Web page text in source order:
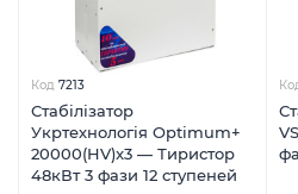
Код 7213
Стабілізатор
Укртехнологія Optimum+
20000(HV)x3 — Тиристор
48кВт 3 фази 12 ступеней